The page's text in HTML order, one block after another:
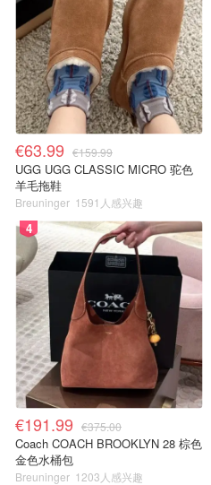
€63.99 €159.99
UGG UGG CLASSIC MICRO 驼色
羊毛拖鞋
Breuninger 1591人感兴趣
4
€191.99 €375.00
Coach COACH BROOKLYN 28 棕色
金色水桶包
Breuninger 1203人感兴趣